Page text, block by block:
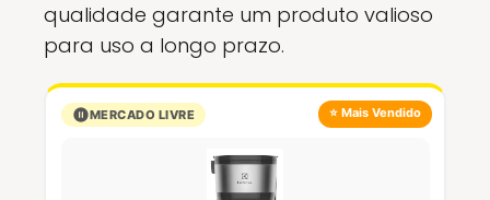
qualidade garante um produto valioso
para uso a longo prazo.
⭐ Mais Vendido
MERCADO LIVRE